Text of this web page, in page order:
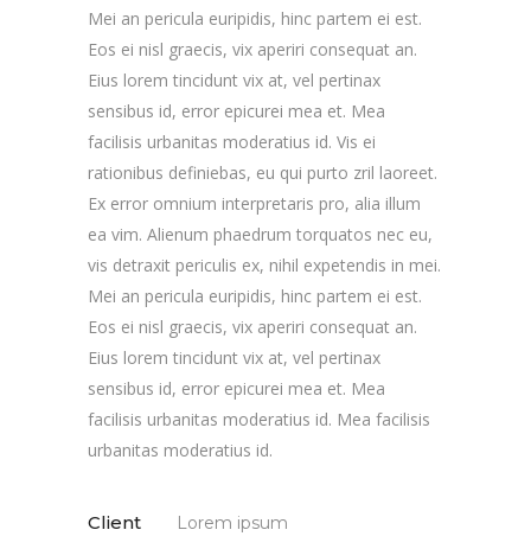
Mei an pericula euripidis, hinc partem ei est.
Eos ei nisl graecis, vix aperiri consequat an.
Eius lorem tincidunt vix at, vel pertinax
sensibus id, error epicurei mea et. Mea
facilisis urbanitas moderatius id. Vis ei
rationibus definiebas, eu qui purto zril laoreet.
Ex error omnium interpretaris pro, alia illum
ea vim. Alienum phaedrum torquatos nec eu,
vis detraxit periculis ex, nihil expetendis in mei.
Mei an pericula euripidis, hinc partem ei est.
Eos ei nisl graecis, vix aperiri consequat an.
Eius lorem tincidunt vix at, vel pertinax
sensibus id, error epicurei mea et. Mea
facilisis urbanitas moderatius id. Mea facilisis
urbanitas moderatius id.
Client Lorem ipsum